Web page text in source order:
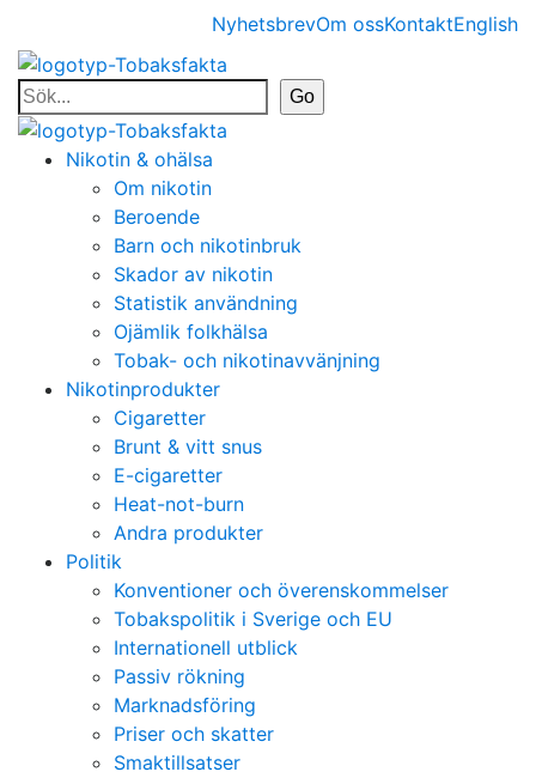
NyhetsbrevOm ossKontaktEnglish
Nikotin & ohälsa
Om nikotin
Beroende
Barn och nikotinbruk
Skador av nikotin
Statistik användning
Ojämlik folkhälsa
Tobak- och nikotinavvänjning
Nikotinprodukter
Cigaretter
Brunt & vitt snus
E-cigaretter
Heat-not-burn
Andra produkter
Politik
Konventioner och överenskommelser
Tobakspolitik i Sverige och EU
Internationell utblick
Passiv rökning
Marknadsföring
Priser och skatter
Smaktillsatser